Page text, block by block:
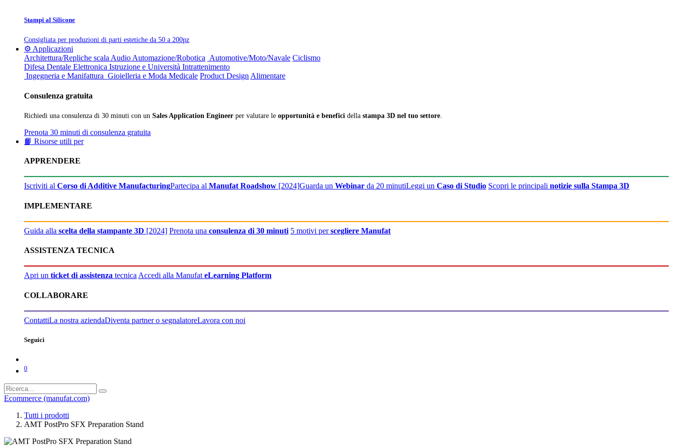
Stampi al Silicone
Consigliata per produzioni di parti estetiche da 50 a 200pz
⚙️ Applicazioni
Architettura/Repliche scala Audio Automazione/Robotica Automotive/Moto/Navale Ciclismo
Difesa Dentale Elettronica Istruzione e Università Intrattenimento
Ingegneria e Manifattura Gioielleria e Moda Medicale Product Design Alimentare
Consulenza gratuita
Richiedi una consulenza di 30 minuti con un Sales Application Engineer per valutare le opportunità e benefici della stampa 3D nel tuo settore
Prenota 30 minuti di consulenza gratuita
📙 Risorse utili per
APPRENDERE
Iscriviti al Corso di Additive ManufacturingPartecipa al Manufat Roadshow [2024]Guarda un Webinar da 20 minutiLeggi un Caso di Studio Scopri le principali notizie sulla Stampa 3D
IMPLEMENTARE
Guida alla scelta della stampante 3D [2024] Prenota una consulenza di 30 minuti 5 motivi perscegliere Manufat
ASSISTENZA TECNICA
Apri un ticket di assistenza tecnicaAccedi alla ManufateLearning Platform
COLLABORARE
ContattiLa nostra aziendaDiventa partner o segnalatoreLavora con noi
Seguici
0
Ecommerce (manufat.com)
Tutti i prodotti
AMT PostPro SFX Preparation Stand